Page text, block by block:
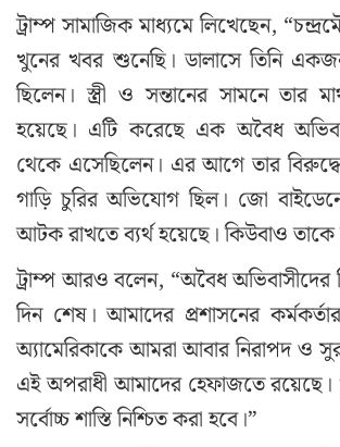
ট্রাম্প সামাজিক মাধ্যমে লিখেছেন,
খুনের খবর শুনেছি। ডালাসে তিনি
ছিলেন। স্ত্রী ও সন্তানের সামনে তার
হয়েছে। এটি করেছে এক অবৈধ
থেকে এসেছিলেন। এর আগে তার
গাড়ি চুরির অভিযোগ ছিল। জো
আটক রাখতে ব্যর্থ হয়েছে। কিউবাও তাকে
ট্রাম্প আরও বলেন, “অবৈধ অভিবাসীদের
দিন শেষ। আমাদের প্রশাসনের
অ্যামেরিকাকে আমরা আবার নিরাপদ ও
এই অপরাধী আমাদের হেফাজতে
সর্বোচ্চ শাস্তি নিশ্চিত করা হবে।”